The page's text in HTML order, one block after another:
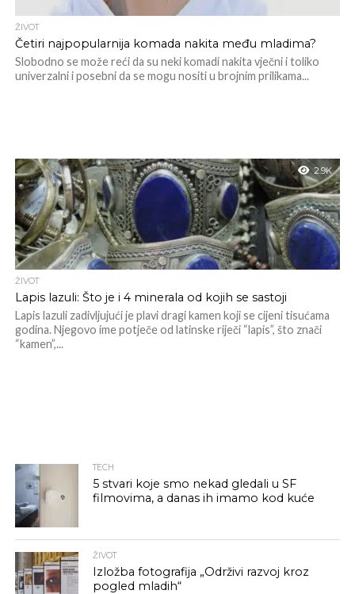
ŽIVOT
Četiri najpopularnija komada nakita među mladima?
Slobodno se može reći da su neki komadi nakita vječni i toliko
univerzalni i posebni da se mogu nositi u brojnim prilikama...
2.9K
ŽIVOT
Lapis lazuli: Što je i 4 minerala od kojih se sastoji
Lapis lazuli zadivljujući je plavi dragi kamen koji se cijeni tisućama
godina. Njegovo ime potječe od latinske riječi “lapis”, što znači
“kamen”,...
TECH
5 stvari koje smo nekad gledali u SF
filmovima, a danas ih imamo kod kuće
ŽIVOT
Izložba fotografija „Održivi razvoj kroz
pogled mladih“